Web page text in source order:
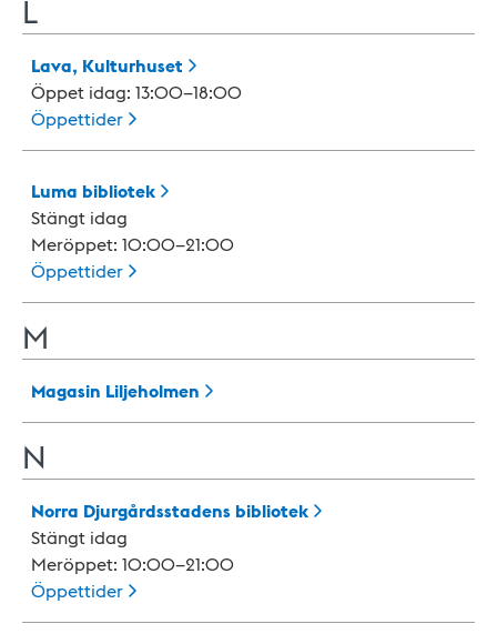
L
Lava, Kulturhuset
Öppet idag: 13:00–18:00
Öppettider
Luma bibliotek
Stängt idag
Meröppet: 10:00–21:00
Öppettider
M
Magasin Liljeholmen
N
Norra Djurgårdsstadens bibliotek
Stängt idag
Meröppet: 10:00–21:00
Öppettider